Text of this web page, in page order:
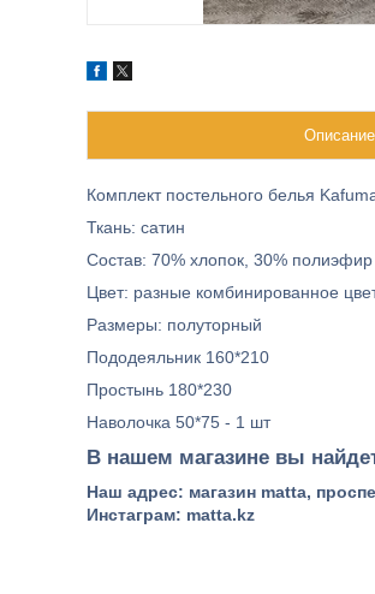
Описание
Комплект постельного белья
Ткань: сатин
Состав: 70% хлопок, 30% полиэфир
Цвет: разные комбинированное
Размеры: полуторный
Пододеяльник 160*210
Простынь 180*230
Наволочка 50*75 - 1 шт
В нашем магазине вы
Наш адрес: магазин matta,
Инстаграм: matta.kz